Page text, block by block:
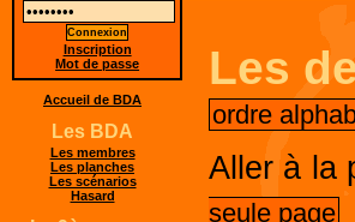
Les
ordre
Aller à la
seule page
Inscription
Mot de passe
Accueil de BDA
Les BDA
Les membres
Les planches
Les scénarios
Hasard